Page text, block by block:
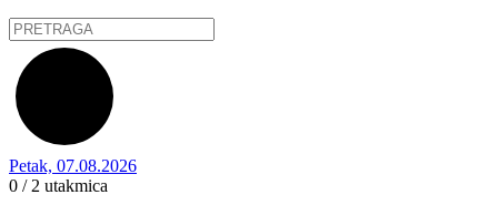
Petak, 07.08.2026
0 / 2 utakmica